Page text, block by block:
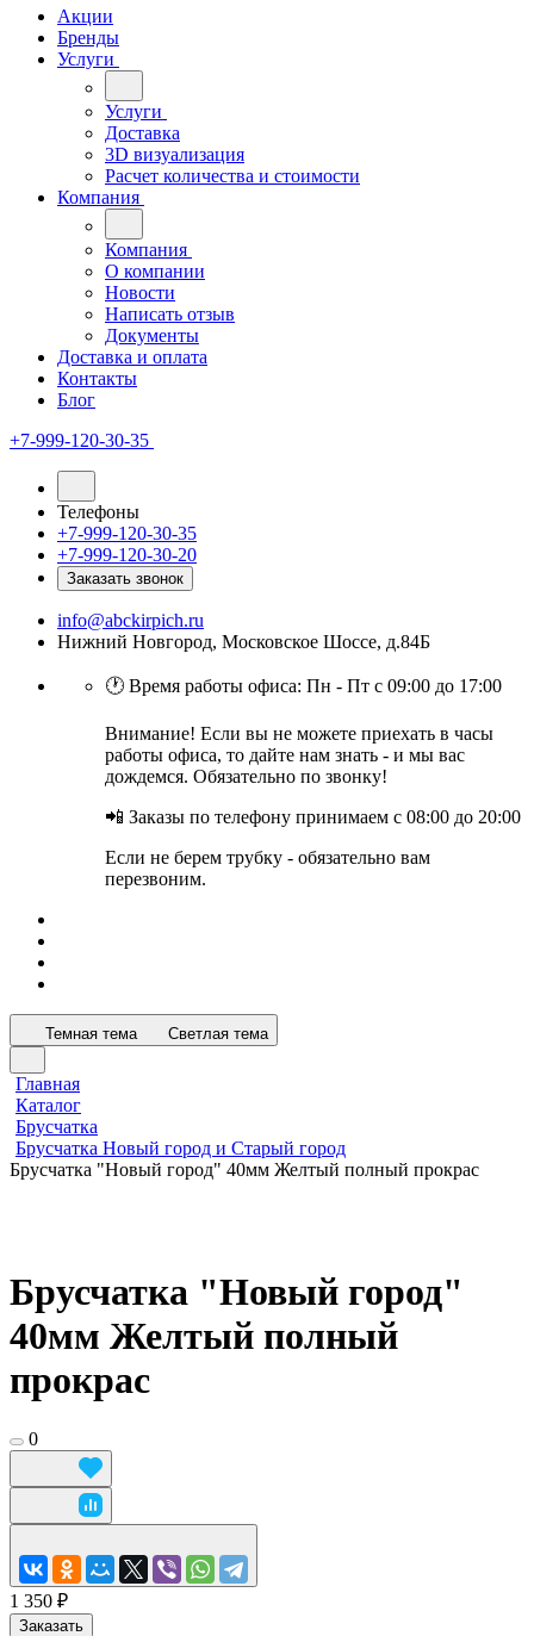
Акции
Бренды
Услуги
Услуги
Доставка
3D визуализация
Расчет количества и стоимости
Компания
Компания
О компании
Новости
Написать отзыв
Документы
Доставка и оплата
Контакты
Блог
+7-999-120-30-35
Телефоны
+7-999-120-30-35
+7-999-120-30-20
Заказать звонок
info@abckirpich.ru
Нижний Новгород, Московское Шоссе, д.84Б
🕐 Время работы офиса: Пн - Пт с 09:00 до 17:00
Внимание! Если вы не можете приехать в часы
работы офиса, то дайте нам знать - и мы вас
дождемся. Обязательно по звонку!
📲 Заказы по телефону принимаем с 08:00 до 20:00
Если не берем трубку - обязательно вам
перезвоним.
Темная тема Светлая тема
Главная
Каталог
Брусчатка
Брусчатка Новый город и Старый город
Брусчатка "Новый город" 40мм Желтый полный прокрас
Брусчатка "Новый город"
40мм Желтый полный
прокрас
0
1 350 ₽
Заказать